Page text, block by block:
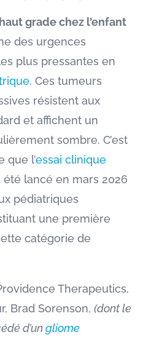
grade chez l’enfant
des urgences
plus pressantes en
. Ces tumeurs
résistent aux
et affichent un
sombre. C’est
que l’essai clinique
lancé en mars 2026
pédiatriques
une première
catégorie de
Therapeutics,
Brad Sorenson, (dont le
d’ungliome